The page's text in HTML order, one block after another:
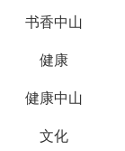
书香中山
健康
健康中山
文化